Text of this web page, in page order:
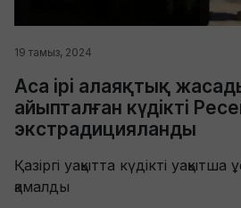
19 тамыз, 2024
Аса ірі алаяқтық
айыпталған күдікті
экстрадицияланды
Қазіргі уақытта күдікті
қамалды